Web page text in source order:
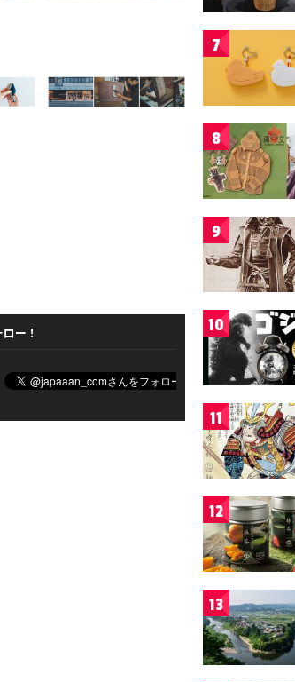
ー！
7
8
9
10
11
12
13